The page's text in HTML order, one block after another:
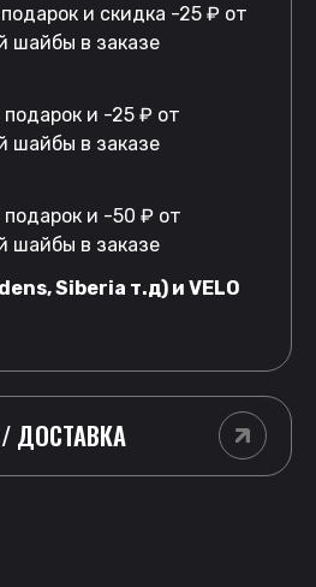
и скидка -25 ₽ от
шайбы в заказе
и -25 ₽ от
шайбы в заказе
и -50 ₽ от
шайбы в заказе
Siberia т.д) и VELO
ДОСТАВКА